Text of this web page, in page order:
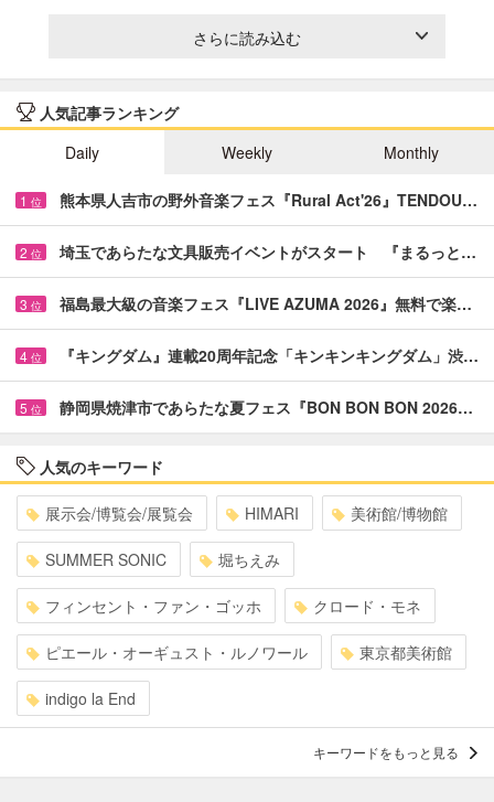
さらに読み込む
人気記事ランキング
Daily
Weekly Monthly
1 位 熊本県人吉市の野外音楽フェス『Rural Act'26』TENDOU…
2 位 埼玉であらたな文具販売イベントがスタート 『まるっと…
3 位 福島最大級の音楽フェス『LIVE AZUMA 2026』無料で楽…
4 位 『キングダム』連載20周年記念「キンキンキングダム」渋…
5 位 静岡県焼津市であらたな夏フェス『BON BON BON 2026…
人気のキーワード
展示会/博覧会/展覧会 HIMARI 美術館/博物館
SUMMER SONIC 堀ちえみ
フィンセント・ファン・ゴッホ クロード・モネ
ピエール・オーギュスト・ルノワール 東京都美術館
indigo la End
キーワードをもっと見る